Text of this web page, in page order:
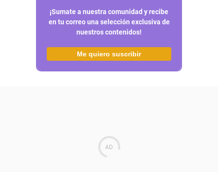
¡Sumate a nuestra comunidad y recibe
en tu correo una selección exclusiva de
nuestros contenidos!
Me quiero suscribir